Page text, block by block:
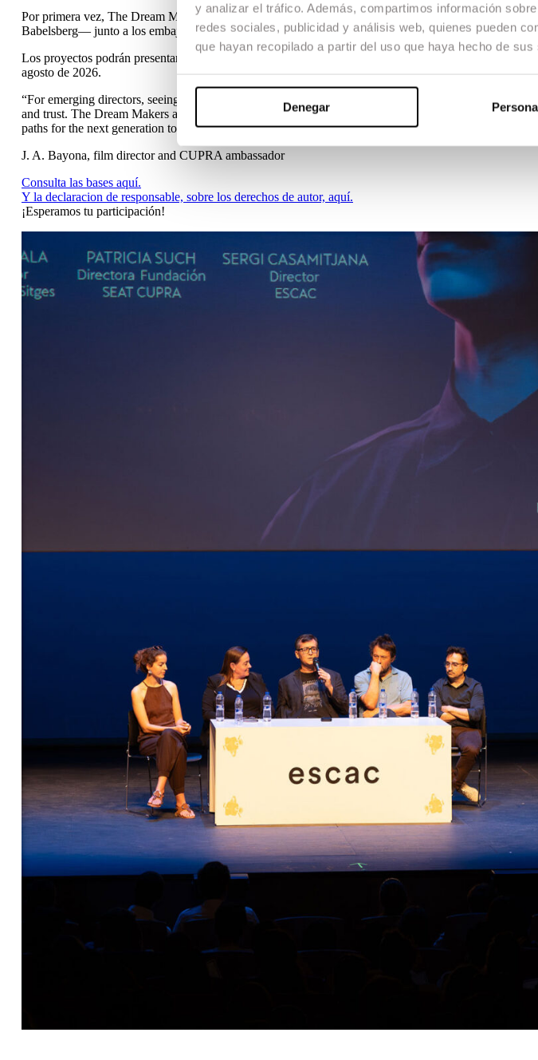
y analizar el tráfico. Además, compartimos información
redes sociales, publicidad y análisis web, quienes pueden
que hayan recopilado a partir del uso que haya hecho de sus
Denegar
Por primera vez, The Dream Makers, la iniciativa de CUPRA impulsada por la Fundación SEAT
Babelsberg— junto a los embajadores de CUPRA, el cineasta J.A. Bayona y el actor Daniel Brühl,
Los proyectos podrán presentarse, mediante
ESTE FORMULARIO
de participación que se abrirá el
agosto de 2026.
“For emerging directors, seeing their vision become a real film can be a turning point. Cinema
and trust. The Dream Makers acts as a bridge between a first idea and a real opportunity within the
paths for the next generation together with CUPRA.”
J. A. Bayona, film director and CUPRA ambassador
Consulta las bases aquí.
Y la declaracion de responsable, sobre los derechos de autor, aquí.
¡Esperamos tu participación!